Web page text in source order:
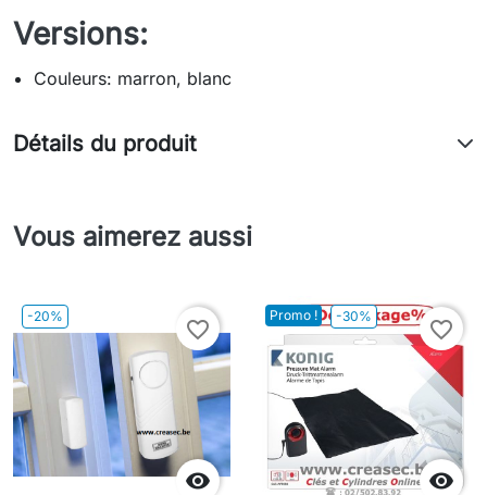
Versions:
Couleurs: marron, blanc
Détails du produit
Vous aimerez aussi
-20%

favorite_border
Promo ! -30%

favorite_border